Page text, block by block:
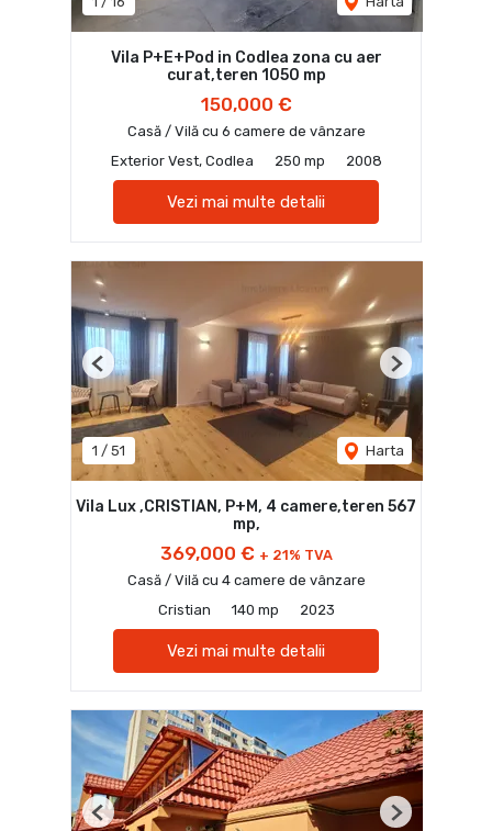
Vila P+E+Pod in Codlea zona cu aer
curat,teren 1050 mp
150,000 €
Casă / Vilă cu 6 camere de vânzare
Exterior Vest, Codlea
250 mp 2008
Vezi mai multe detalii
1 / 51 Harta
Previous Next
Vila Lux ,CRISTIAN, P+M, 4 camere,teren 567
mp,
369,000 € + 21% TVA
Casă / Vilă cu 4 camere de vânzare
Cristian
140 mp 2023
Vezi mai multe detalii
Previous Next